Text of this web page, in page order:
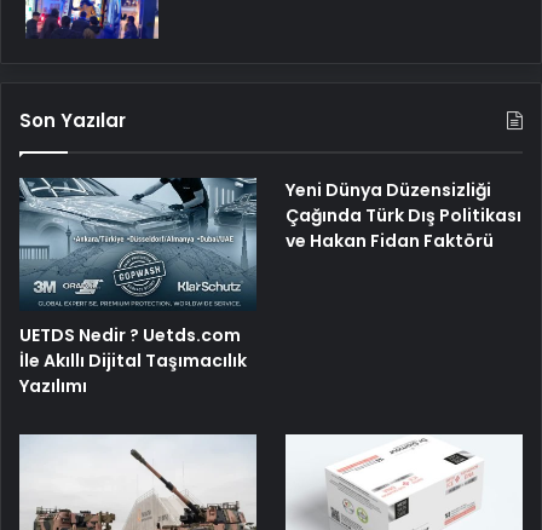
Son Yazılar
UETDS Nedir ? Uetds.com
İle Akıllı Dijital Taşımacılık
Yazılımı
Yeni Dünya Düzensizliği
Çağında Türk Dış Politikası
ve Hakan Fidan Faktörü